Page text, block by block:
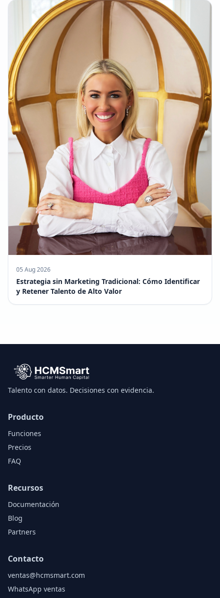
05 Aug 2026
Estrategia sin Marketing Tradicional: Cómo Identificar
y Retener Talento de Alto Valor
Talento con datos. Decisiones con evidencia.
Producto
Funciones
Precios
FAQ
Recursos
Documentación
Blog
Partners
Contacto
ventas@hcmsmart.com
WhatsApp ventas